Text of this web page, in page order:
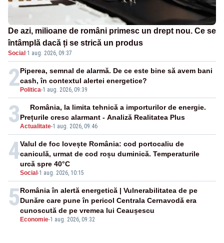
De azi, milioane de români primesc un drept nou. Ce se
întâmplă dacă ți se strică un produs
Social ·1 aug. 2026, 09:37
2 Politica-1 aug. 2026, 09:39
Piperea, semnal de alarmă. De ce este bine să avem bani
cash, în contextul alertei energetice?
3Actualitate-1 aug. 2026, 09:46
România, la limita tehnică a importurilor de energie.
Prețurile cresc alarmant - Analiză Realitatea Plus
4
Social -1 aug. 2026, 10:15
Valul de foc lovește România: cod portocaliu de
caniculă, urmat de cod roșu duminică. Temperaturile
urcă spre 40°C
5
Economie-1 aug. 2026, 09:32
România în alertă energetică | Vulnerabilitatea de pe
Dunăre care pune în pericol Centrala Cernavodă era
cunoscută de pe vremea lui Ceaușescu